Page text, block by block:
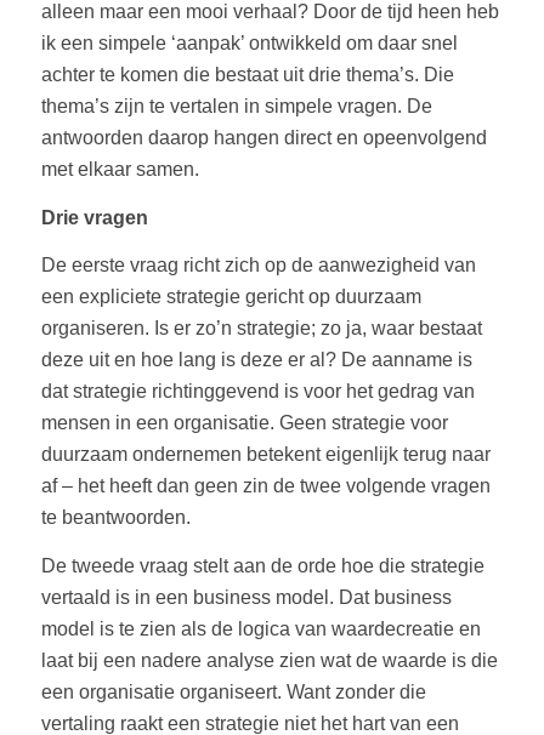
alleen maar een mooi verhaal? Door de tijd heen heb
ik een simpele ‘aanpak’ ontwikkeld om daar snel
achter te komen die bestaat uit drie thema’s. Die
thema’s zijn te vertalen in simpele vragen. De
antwoorden daarop hangen direct en opeenvolgend
met elkaar samen.
Drie vragen
De eerste vraag richt zich op de aanwezigheid van
een expliciete strategie gericht op duurzaam
organiseren. Is er zo’n strategie; zo ja, waar bestaat
deze uit en hoe lang is deze er al? De aanname is
dat strategie richtinggevend is voor het gedrag van
mensen in een organisatie. Geen strategie voor
duurzaam ondernemen betekent eigenlijk terug naar
af – het heeft dan geen zin de twee volgende vragen
te beantwoorden.
De tweede vraag stelt aan de orde hoe die strategie
vertaald is in een business model. Dat business
model is te zien als de logica van waardecreatie en
laat bij een nadere analyse zien wat de waarde is die
een organisatie organiseert. Want zonder die
vertaling raakt een strategie niet het hart van een